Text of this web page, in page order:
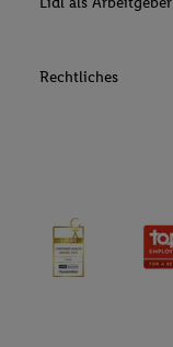
Rechtliches